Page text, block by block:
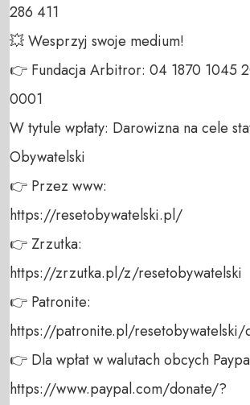
286 411
💥 Wesprzyj swoje medium!
👉 Fundacja Arbitror: 04 1870 1045
0001
W tytule wpłaty: Darowizna na cele
Obywatelski
👉 Przez www:
https://resetobywatelski.pl/
👉 Zrzutka:
https://zrzutka.pl/z/resetobywatelski
👉 Patronite:
https://patronite.pl/resetobywatelski/
👉 Dla wpłat w walutach obcych
https://www.paypal.com/donate/?